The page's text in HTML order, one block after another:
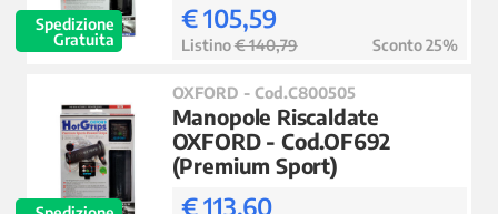
Spedizione
Gratuita
€ 105,59
Listino€ 140,79 Sconto 25%
OXFORD - Cod.C800505
Manopole Riscaldate
OXFORD - Cod.OF692
(Premium Sport)
€ 113,60